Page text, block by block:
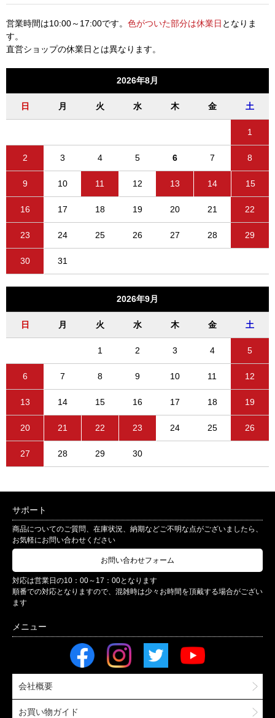
営業時間は10:00～17:00です。 色がついた部分は休業日 となりま
す。
直営ショップの休業日とは異なります。
2026年8月
日 月 火 水 木 金 土
1
2 3 4 5 6 7 8
9 10 11 12 13 14 15
16 17 18 19 20 21 22
23 24 25 26 27 28 29
30 31
2026年9月
日 月 火 水 木 金 土
1 2 3 4 5
6 7 8 9 10 11 12
13 14 15 16 17 18 19
20 21 22 23 24 25 26
27 28 29 30
サポート
商品についてのご質問、在庫状況、納期などご不明な点がございましたら、
お気軽にお問い合わせください
お問い合わせフォーム
対応は営業日の10：00～17：00となります
順番での対応となりますので、混雑時は少々お時間を頂戴する場合がござい
ます
会社概要
お買い物ガイド